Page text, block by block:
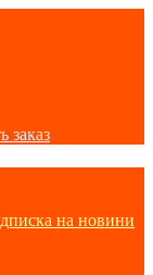
заказ
на новини